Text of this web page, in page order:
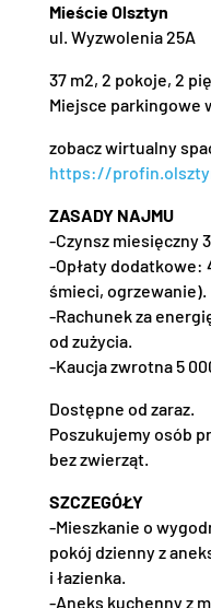
Mieście Olsztyn
ul. Wyzwolenia 25A
37 m2, 2 pokoje, 2
Miejsce parkingowe
zobacz wirtualny
https://
ZASADY NAJMU
-Czynsz miesięczny
-Opłaty dodatkowe:
śmieci, ogrzewanie).
-Rachunek za
od zużycia.
-Kaucja zwrotna 5
Dostępne od zaraz.
Poszukujemy osób
bez zwierząt.
SZCZEGÓŁY
-Mieszkanie o
pokój dzienny z
i łazienka.
-Aneks kuchenny z